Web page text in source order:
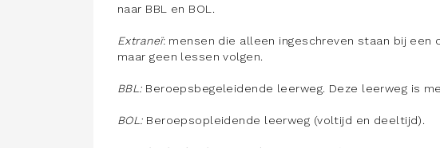
naar BBL en BOL.
Extraneï: mensen die alleen ingeschreven staan bij een
maar geen lessen volgen.
BBL: Beroepsbegeleidende leerweg. Deze leerweg is
BOL:Beroepsopleidende leerweg (voltijd en deeltijd).